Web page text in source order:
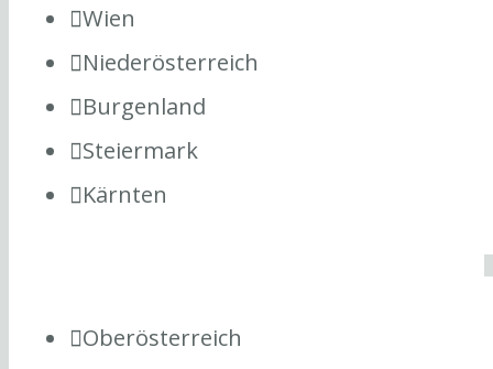
Wien
Niederösterreich
Burgenland
Steiermark
Kärnten
Oberösterreich